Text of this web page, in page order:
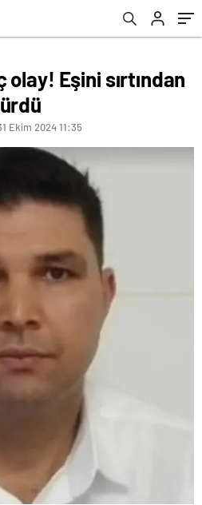
olay! Eşini sırtından
Ekim 2024 11:35